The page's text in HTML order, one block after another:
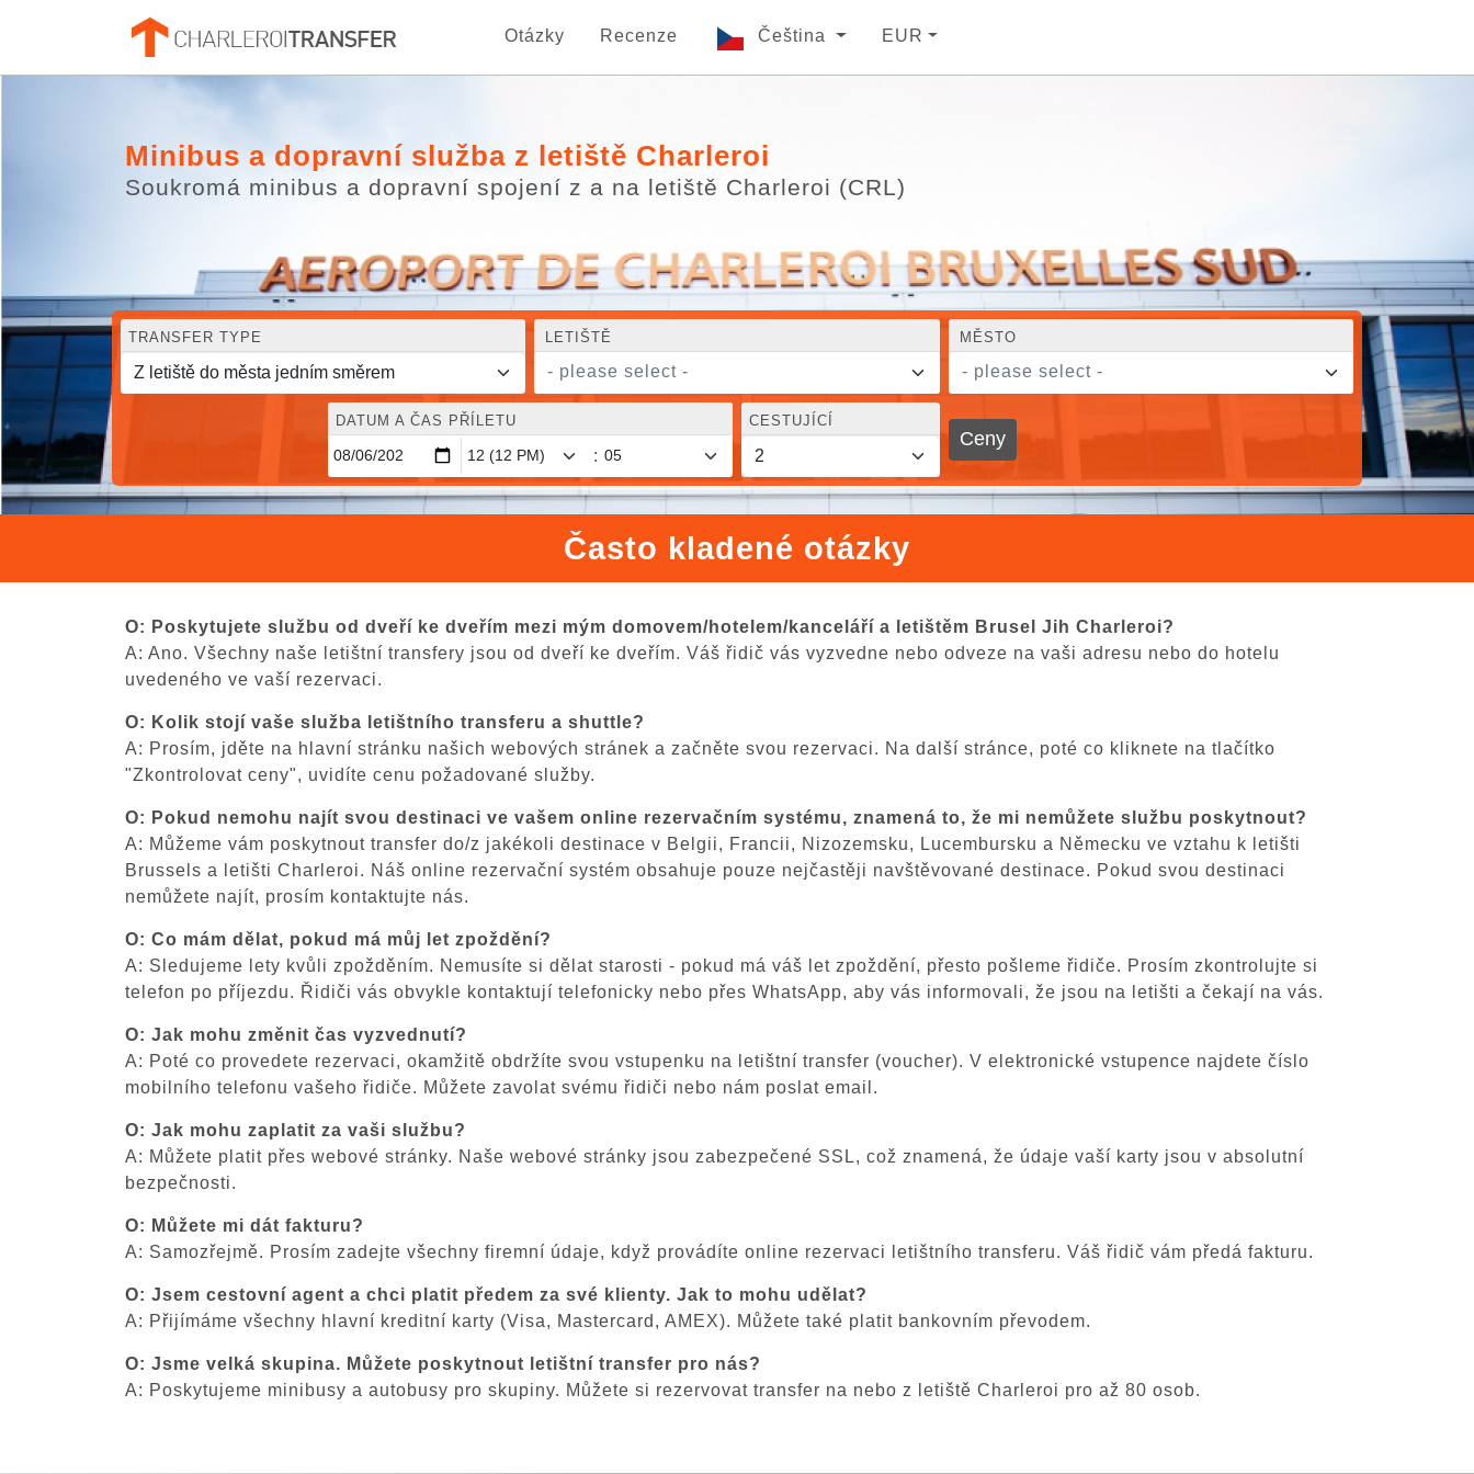
Otázky Recenze Čeština EUR
Minibus a dopravní služba z letiště Charleroi
Soukromá minibus a dopravní spojení z a na letiště Charleroi (CRL)
TRANSFER TYPE LETIŠTĚ
- please select -
MĚSTO
- please select -
DATUM A ČAS PŘÍLETU
:
CESTUJÍCÍ
Ceny
Často kladené otázky
O: Poskytujete službu od dveří ke dveřím mezi mým domovem/hotelem/kanceláří a letištěm Brusel Jih Charleroi?
A: Ano. Všechny naše letištní transfery jsou od dveří ke dveřím. Váš řidič vás vyzvedne nebo odveze na vaši adresu nebo do hotelu
uvedeného ve vaší rezervaci.
O: Kolik stojí vaše služba letištního transferu a shuttle?
A: Prosím, jděte na hlavní stránku našich webových stránek a začněte svou rezervaci. Na další stránce, poté co kliknete na tlačítko
"Zkontrolovat ceny", uvidíte cenu požadované služby.
O: Pokud nemohu najít svou destinaci ve vašem online rezervačním systému, znamená to, že mi nemůžete službu poskytnout?
A: Můžeme vám poskytnout transfer do/z jakékoli destinace v Belgii, Francii, Nizozemsku, Lucembursku a Německu ve vztahu k letišti
Brussels a letišti Charleroi. Náš online rezervační systém obsahuje pouze nejčastěji navštěvované destinace. Pokud svou destinaci
nemůžete najít, prosím kontaktujte nás.
O: Co mám dělat, pokud má můj let zpoždění?
A: Sledujeme lety kvůli zpožděním. Nemusíte si dělat starosti - pokud má váš let zpoždění, přesto pošleme řidiče. Prosím zkontrolujte si
telefon po příjezdu. Řidiči vás obvykle kontaktují telefonicky nebo přes WhatsApp, aby vás informovali, že jsou na letišti a čekají na vás.
O: Jak mohu změnit čas vyzvednutí?
A: Poté co provedete rezervaci, okamžitě obdržíte svou vstupenku na letištní transfer (voucher). V elektronické vstupence najdete číslo
mobilního telefonu vašeho řidiče. Můžete zavolat svému řidiči nebo nám poslat email.
O: Jak mohu zaplatit za vaši službu?
A: Můžete platit přes webové stránky. Naše webové stránky jsou zabezpečené SSL, což znamená, že údaje vaší karty jsou v absolutní
bezpečnosti.
O: Můžete mi dát fakturu?
A: Samozřejmě. Prosím zadejte všechny firemní údaje, když provádíte online rezervaci letištního transferu. Váš řidič vám předá fakturu.
O: Jsem cestovní agent a chci platit předem za své klienty. Jak to mohu udělat?
A: Přijímáme všechny hlavní kreditní karty (Visa, Mastercard, AMEX). Můžete také platit bankovním převodem.
O: Jsme velká skupina. Můžete poskytnout letištní transfer pro nás?
A: Poskytujeme minibusy a autobusy pro skupiny. Můžete si rezervovat transfer na nebo z letiště Charleroi pro až 80 osob.